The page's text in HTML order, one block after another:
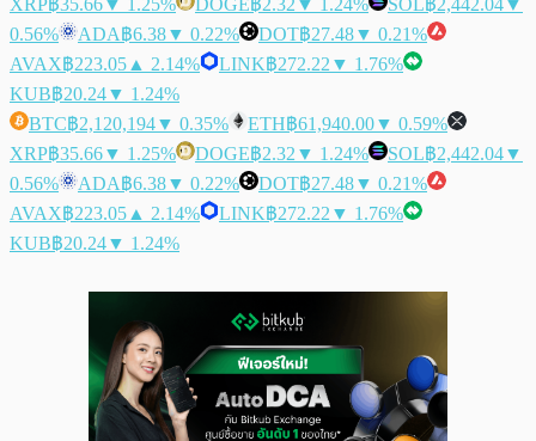
0.56%
ADA฿6.38▼ 0.22% DOT฿27.48▼ 0.21%
AVAX฿223.05 ▲ 2.14% LINK฿272.22 ▼ 1.76%
KUB฿20.24▼ 1.24%
BTC฿2,120,194▼ 0.35% ETH฿61,940.00▼ 0.59%
XRP฿35.66▼ 1.25% DOGE฿2.32 ▼ 1.24% SOL฿2,442.04▼
0.56%
ADA฿6.38▼ 0.22% DOT฿27.48▼ 0.21%
AVAX฿223.05 ▲ 2.14% LINK฿272.22 ▼ 1.76%
KUB฿20.24▼ 1.24%